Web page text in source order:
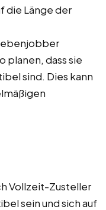
die Länge der
planen, dass sie
sind. Dies kann
Vollzeit-Zusteller
sein und sich auf